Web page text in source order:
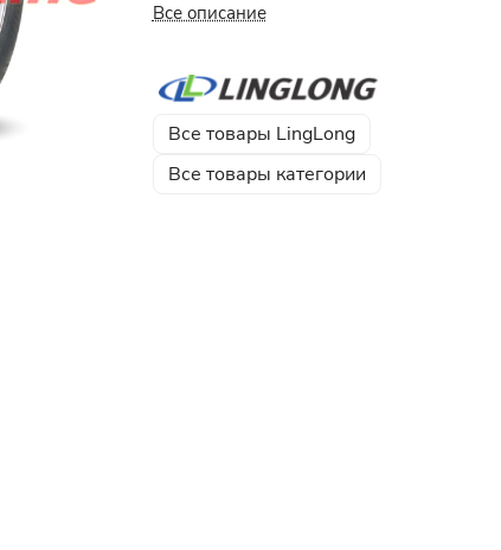
Все описание
Все товары LingLong
Все товары категории